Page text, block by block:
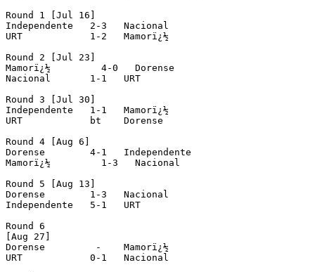
Round 1 [Jul 16]
Independente   2-3   Nacional
URT            1-2   Mamorï¿½
Round 2 [Jul 23]
Mamorï¿½         4-0   Dorense
Nacional       1-1   URT
Round 3 [Jul 30]
Independente   1-1   Mamorï¿½
URT            bt    Dorense
Round 4 [Aug 6]
Dorense        4-1   Independente
Mamorï¿½         1-3   Nacional
Round 5 [Aug 13]
Dorense        1-3   Nacional
Independente   5-1   URT
Round 6
[Aug 27]
Dorense         -    Mamorï¿½
URT            0-1   Nacional